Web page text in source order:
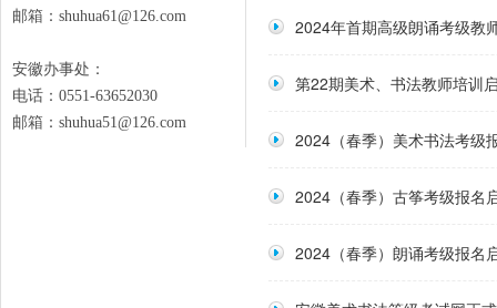
邮箱：shuhua61@126.com
安徽办事处：
电话：0551-63652030
邮箱：shuhua51@126.com
2024年首期高级朗诵考级教
第22期美术、书法教师培训
2024（春季）美术书法考级
2024（春季）古筝考级报名
2024（春季）朗诵考级报名